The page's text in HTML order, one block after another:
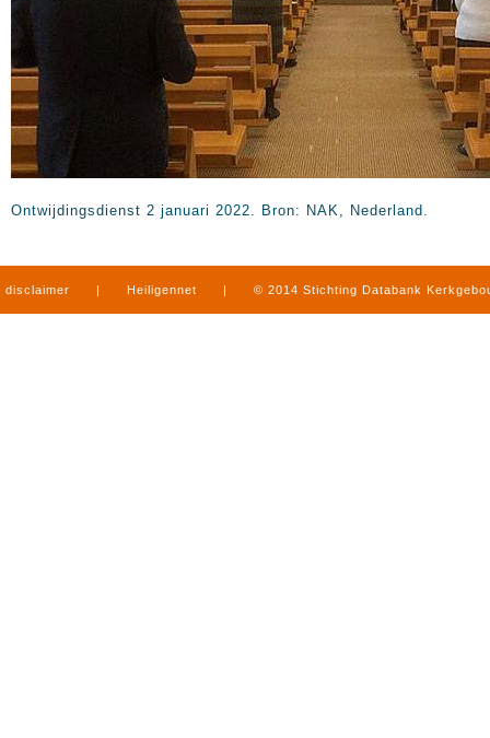
Ontwijdingsdienst 2 januari 2022. Bron: NAK, Nederland.
disclaimer | Heiligennet | © 2014 Stichting Databank